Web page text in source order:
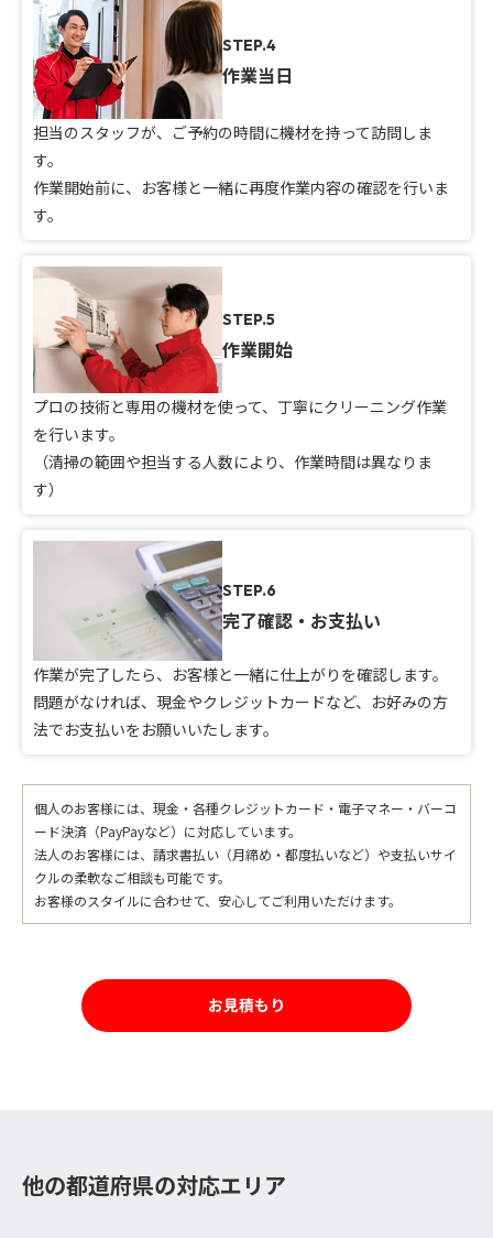
STEP.4
作業当日
担当のスタッフが、ご予約の時間に機材を持って訪問しま
す。
作業開始前に、お客様と一緒に再度作業内容の確認を行いま
す。
STEP.5
作業開始
プロの技術と専用の機材を使って、丁寧にクリーニング作業
を行います。
（清掃の範囲や担当する人数により、作業時間は異なりま
す）
STEP.6
完了確認・お支払い
作業が完了したら、お客様と一緒に仕上がりを確認します。
問題がなければ、現金やクレジットカードなど、お好みの方
法でお支払いをお願いいたします。
個人のお客様には、現金・各種クレジットカード・電子マネー・バーコ
ード決済（PayPayなど）に対応しています。
法人のお客様には、請求書払い（月締め・都度払いなど）や支払いサイ
クルの柔軟なご相談も可能です。
お客様のスタイルに合わせて、安心してご利用いただけます。
お見積もり
他の都道府県の対応エリア